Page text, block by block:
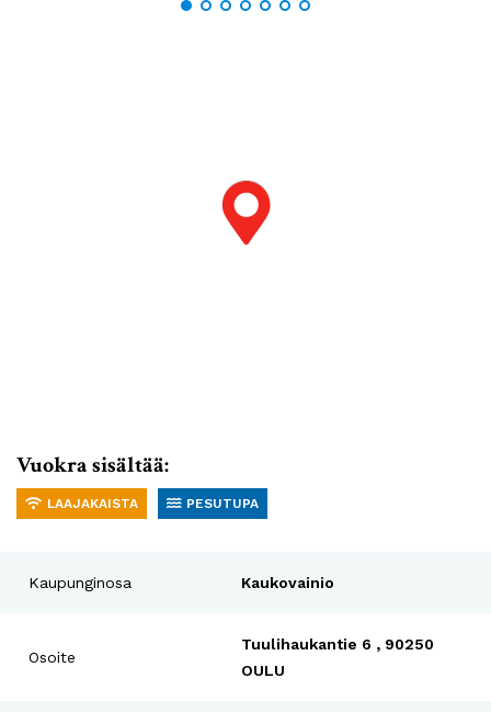
Vuokra sisältää:
LAAJAKAISTA PESUTUPA
Kaupunginosa Kaukovainio
Osoite
Tuulihaukantie 6 , 90250
OULU